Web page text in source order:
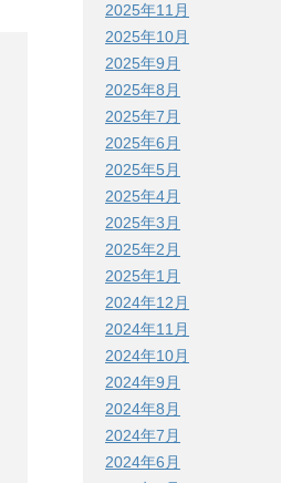
2025年11月
2025年10月
2025年9月
2025年8月
2025年7月
2025年6月
2025年5月
2025年4月
2025年3月
2025年2月
2025年1月
2024年12月
2024年11月
2024年10月
2024年9月
2024年8月
2024年7月
2024年6月